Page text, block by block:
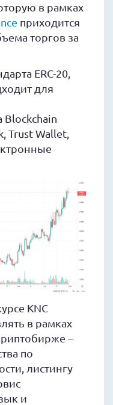
в рамках
приходится
торгов за
ERC-20,
для
Blockchain
Trust Wallet,
KNC
в рамках
–
по
листингу
и